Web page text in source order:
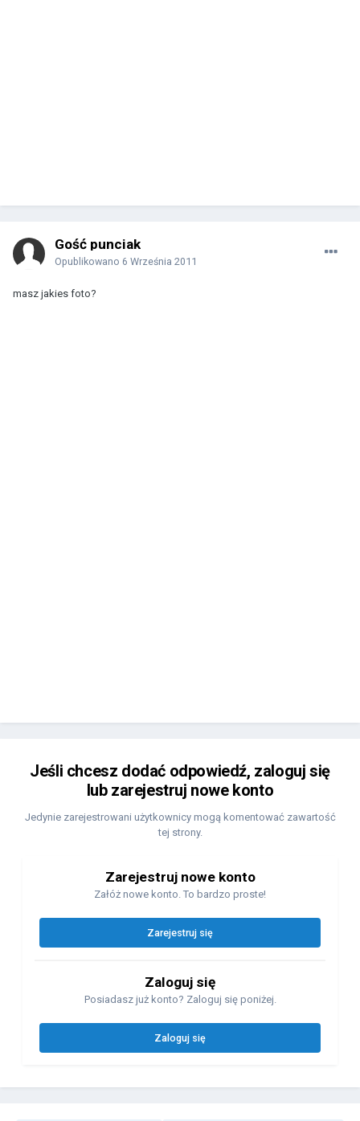
Gość punciak
Opublikowano 6 Września 2011
masz jakies foto?
Jeśli chcesz dodać odpowiedź, zaloguj się
lub zarejestruj nowe konto
Jedynie zarejestrowani użytkownicy mogą komentować zawartość
tej strony.
Zarejestruj nowe konto
Załóż nowe konto. To bardzo proste!
Zarejestruj się
Zaloguj się
Posiadasz już konto? Zaloguj się poniżej.
Zaloguj się